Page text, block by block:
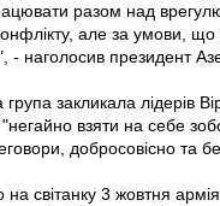
разом над
але за умови,
- наголосив президент
група закликала лідерів
взяти на себе
добросовісно та
світанку 3 жовтня